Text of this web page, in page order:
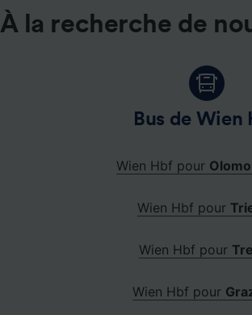
À la recherche de
Bus de Wien
Wien Hbf pour
Wien Hbf pour
Wien Hbf pour
Wien Hbf pour